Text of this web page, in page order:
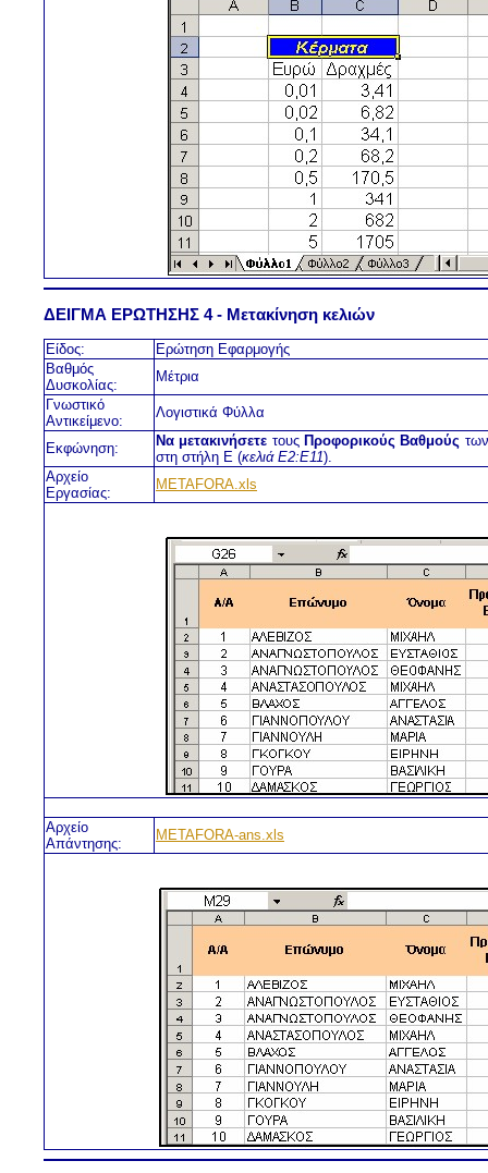
ΔΕΙΓΜΑ ΕΡΩΤΗΣΗΣ 4 - Μετακίνηση κελιών
Είδος:
Ερώτηση Εφαρμογής
Βαθμός
Δυσκολίας:
Μέτρια
Γνωστικό
Αντικείμενο:
Λογιστικά Φύλλα
Εκφώνηση: Να μετακινήσετε τους Προφορικούς Βαθμούς
στη στήλη Ε (κελιά Ε2:E11).
Αρχείο
Εργασίας:
METAFORA.xls
Αρχείο
Απάντησης:
METAFORA-ans.xls